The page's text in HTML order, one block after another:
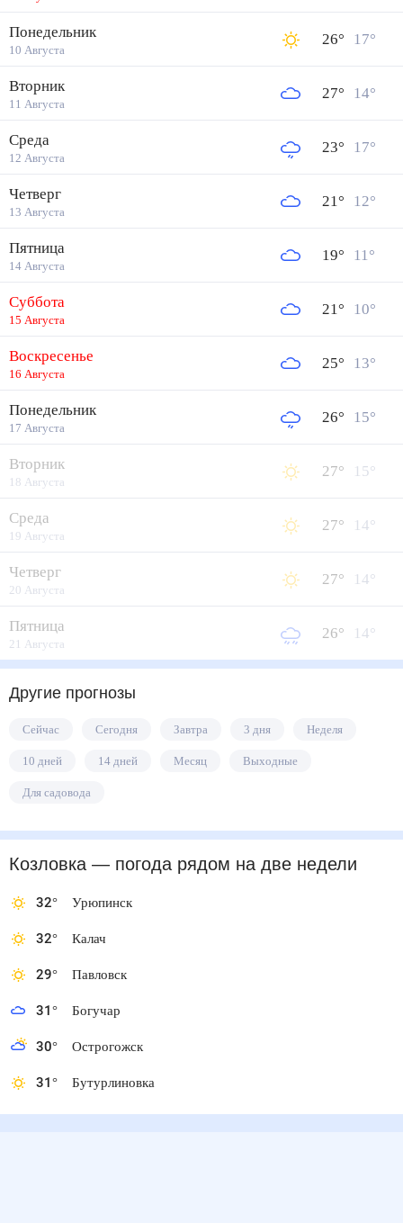
Понедельник
10 Августа
26° 17°
Вторник
11 Августа
27° 14°
Среда
12 Августа
23° 17°
Четверг
13 Августа
21° 12°
Пятница
14 Августа
19° 11°
Суббота
15 Августа
21° 10°
Воскресенье
16 Августа
25° 13°
Понедельник
17 Августа
26° 15°
Вторник
18 Августа
27° 15°
Среда
19 Августа
27° 14°
Четверг
20 Августа
27° 14°
Пятница
21 Августа
26° 14°
Другие прогнозы
Сейчас Сегодня Завтра 3 дня Неделя
10 дней 14 дней Месяц Выходные
Для садовода
Козловка — погода рядом на две недели
32° Урюпинск
32° Калач
29° Павловск
31° Богучар
30° Острогожск
31° Бутурлиновка